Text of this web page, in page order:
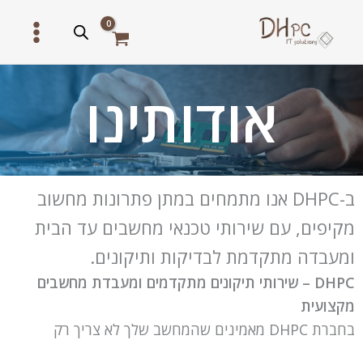
אודותינו
ב-DHPC אנו מתמחים במתן פתרונות מחשוב
מקיפים, עם שירותי טכנאי מחשבים עד הבית
ומעבדה מתקדמת לבדיקות ותיקונים.
DHPC – שירותי תיקונים מתקדמים ומעבדת מחשבים
מקצועית
בחברת DHPC מאמינים שהמחשב שלך לא צריך רק